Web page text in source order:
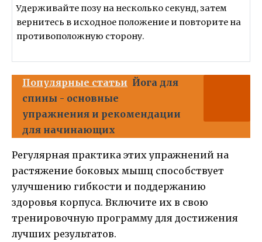
Удерживайте позу на несколько секунд, затем
вернитесь в исходное положение и повторите на
противоположную сторону.
Популярные статьи Йога для
спины - основные
упражнения и рекомендации
для начинающих
Регулярная практика этих упражнений на
растяжение боковых мышц способствует
улучшению гибкости и поддержанию
здоровья корпуса. Включите их в свою
тренировочную программу для достижения
лучших результатов.